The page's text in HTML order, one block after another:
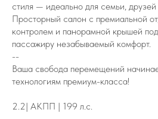
стиля — идеально для семьи,
Просторный салон с премиальной
контролем и панорамной крышей
пассажиру незабываемый комфорт.
--
Ваша свобода перемещений
технологиям премиум-класса!
2.2| АКПП | 199 л.с.